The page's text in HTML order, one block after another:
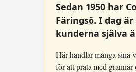
Sedan 1950 har
Färingsö. I dag
kunderna själva
Här handlar många sina
för att prata med grannar